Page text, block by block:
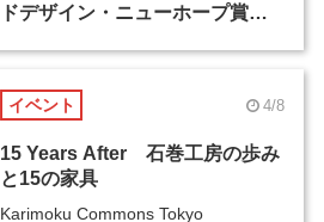
ドデザイン・ニューホープ賞セ
イベント 4/8
15 Years After 石巻工房の歩み
と15の家具
Karimoku Commons Tokyo